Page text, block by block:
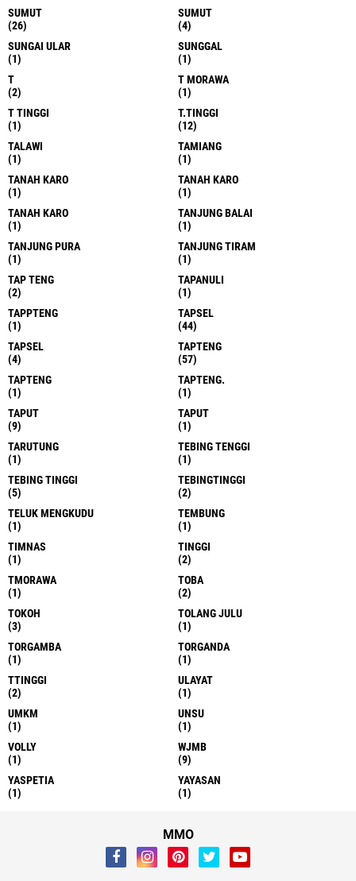
SUMUT
(26)
SUMUT
(4)
SUNGAI ULAR
(1)
SUNGGAL
(1)
T
(2)
T MORAWA
(1)
T TINGGI
(1)
T.TINGGI
(12)
TALAWI
(1)
TAMIANG
(1)
TANAH KARO
(1)
TANAH KARO
(1)
TANAH KARO
(1)
TANJUNG BALAI
(1)
TANJUNG PURA
(1)
TANJUNG TIRAM
(1)
TAP TENG
(2)
TAPANULI
(1)
TAPPTENG
(1)
TAPSEL
(44)
TAPSEL
(4)
TAPTENG
(57)
TAPTENG
(1)
TAPTENG.
(1)
TAPUT
(9)
TAPUT
(1)
TARUTUNG
(1)
TEBING TENGGI
(1)
TEBING TINGGI
(5)
TEBINGTINGGI
(2)
TELUK MENGKUDU
(1)
TEMBUNG
(1)
TIMNAS
(1)
TINGGI
(2)
TMORAWA
(1)
TOBA
(2)
TOKOH
(3)
TOLANG JULU
(1)
TORGAMBA
(1)
TORGANDA
(1)
TTINGGI
(2)
ULAYAT
(1)
UMKM
(1)
UNSU
(1)
VOLLY
(1)
WJMB
(9)
YASPETIA
(1)
YAYASAN
(1)
MMO